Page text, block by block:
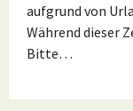
aufgrund von
Während dieser
Bitte…